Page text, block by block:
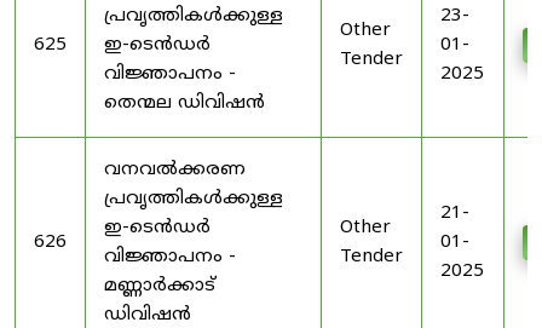
625
പ്രവൃത്തികൾക്കുള്ള
ഇ-ടെൻഡർ
വിജ്ഞാപനം -
തെന്മല ഡിവിഷൻ
Other
Tender
23-
01-
2025
626
വനവൽക്കരണ
പ്രവൃത്തികൾക്കുള്ള
ഇ-ടെൻഡർ
വിജ്ഞാപനം -
മണ്ണാർക്കാട്
ഡിവിഷൻ
Other
Tender
21-
01-
2025